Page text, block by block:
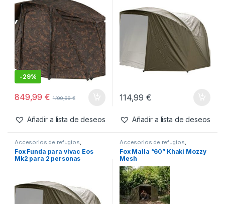
-29%
849,99€ 1.199,99€
Añadir a lista de deseos
114,99€
Añadir a lista de deseos
Accesorios de refugios,
Refugios
Fox Funda para vivac Eos
Mk2 para 2 personas
Accesorios de refugios,
Refugios
Fox Malla “60” Khaki Mozzy
Mesh